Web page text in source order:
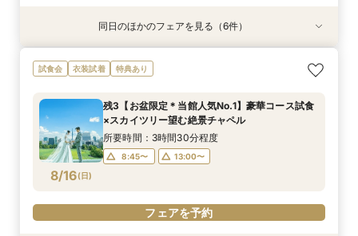
衣装試着 特典あり
8/15(土)
【お子様と叶える感動挙式】パパママ・マタニ
ティでも安心フェア
8:45〜 13:00〜
衣装試着 特典あり
8/15(土)
【本格儀式殿ツアー】 本格神前式×絶景披露宴×
美食フェア
8:45〜 13:00〜
衣装試着 特典あり
8/15(土)
【家族婚】安心予算で心温まる挙式体験×美食お
もてなし体験
8:45〜 13:00〜
8/15(土)
【自宅でフェア参加】スマホでOK◎オンライン
式場相談会
13:00〜
14:00〜
15:00〜
16:00〜
17:00〜
衣装試着 特典あり
8/15(土)
【料理重視必見★】伝統中国料理試食×点心
ビュッフェ体験フェア
8:45〜 13:00〜
衣装試着 特典あり
8/15(土)
【和装×チャペル】スカイツリーを一望する和モ
ダン挙式体験
8:45〜 13:00〜
同日のほかのフェアを見る（6件）
試食会 衣装試着 特典あり
8/16(日)
残3【お盆限定＊当館人気No.1】豪華コース試食
×スカイツリー望む絶景チャペル
所要時間：3時間30分程度
8:45〜 13:00〜
フェアを予約